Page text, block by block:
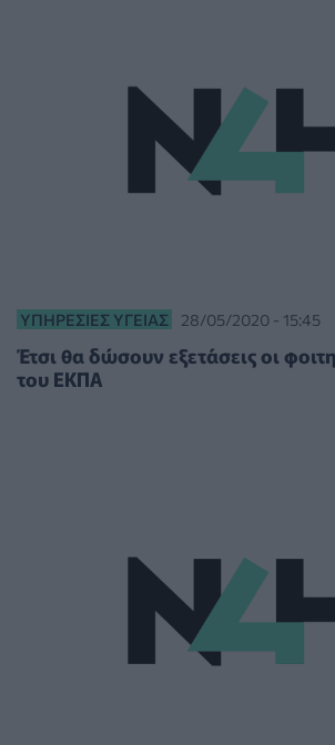
ΥΠΗΡΕΣΊΕΣ ΥΓΕΊΑΣ 28/05/2020 - 15:45
Έτσι θα δώσουν εξετάσεις οι
του ΕΚΠΑ